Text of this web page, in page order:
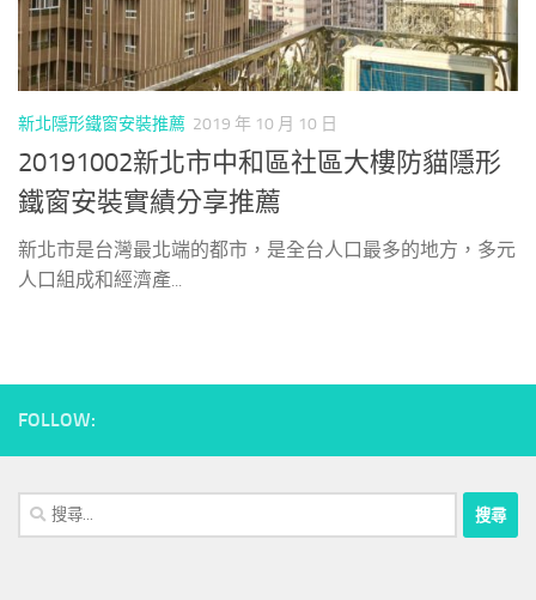
新北隱形鐵窗安裝推薦 2019 年 10 月 10 日
20191002新北市中和區社區大樓防貓隱形
鐵窗安裝實績分享推薦
新北市是台灣最北端的都市，是全台人口最多的地方，多元
人口組成和經濟產...
FOLLOW:
搜
尋